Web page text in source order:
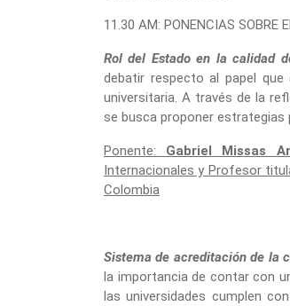
11.30 AM: PONENCIAS SOBRE
Rol del Estado en la calidad
debatir respecto al papel
universitaria. A través de la
se busca proponer estrategias
Ponente: Gabriel Missas
Internacionales y Profesor
Colombia
Sistema de acreditación de la
la importancia de contar con
las universidades cumplen